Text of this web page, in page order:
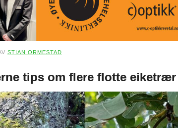
STIAN ORMESTAD
tips om flere flotte eiketrær